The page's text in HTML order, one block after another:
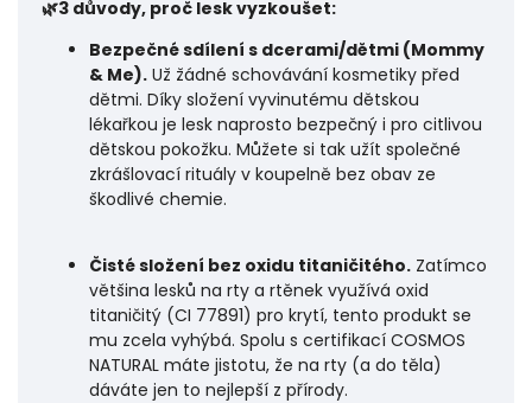
🌿3 důvody, proč lesk vyzkoušet:
Bezpečné sdílení s dcerami/dětmi (Mommy
& Me). Už žádné schovávání kosmetiky před
dětmi. Díky složení vyvinutému dětskou
lékařkou je lesk naprosto bezpečný i pro citlivou
dětskou pokožku. Můžete si tak užít společné
zkrášlovací rituály v koupelně bez obav ze
škodlivé chemie.
Čisté složení bez oxidu titaničitého. Zatímco
většina lesků na rty a rtěnek využívá oxid
titaničitý (CI 77891) pro krytí, tento produkt se
mu zcela vyhýbá. Spolu s certifikací COSMOS
NATURAL máte jistotu, že na rty (a do těla)
dáváte jen to nejlepší z přírody.